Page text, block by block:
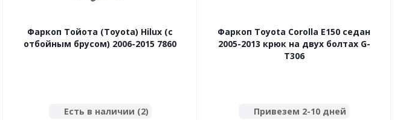
Фаркоп Тойота (Toyota) Hilux (с
отбойным брусом) 2006-2015 7860
Есть в наличии (2)
Фаркоп Toyota Corolla E150 седан
2005-2013 крюк на двух болтах G-
T306
Привезем 2-10 дней